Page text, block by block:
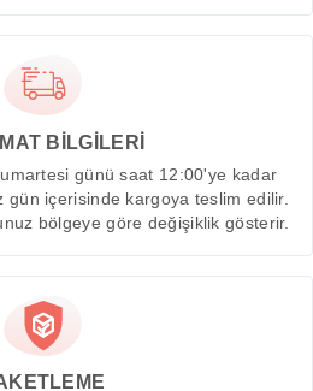
BİLGİLERİ
günü saat 12:00'ye kadar
içerisinde kargoya teslim edilir.
bölgeye göre değişiklik gösterir.